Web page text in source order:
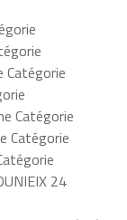
Catégorie
Catégorie
Catégorie
24